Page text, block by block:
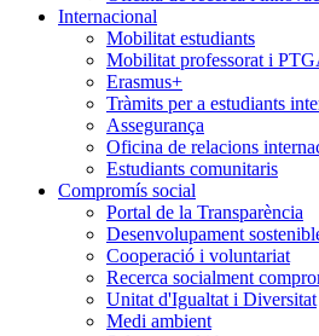
Internacional
Mobilitat estudiants
Mobilitat professorat i
Erasmus+
Tràmits per a estudiants
Assegurança
Oficina de relacions
Estudiants comunitaris
Compromís social
Portal de la Transparència
Desenvolupament
Cooperació i voluntariat
Recerca socialment
Unitat d'Igualtat i Diversitat
Medi ambient